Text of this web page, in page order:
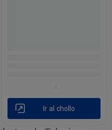
Ir al chollo